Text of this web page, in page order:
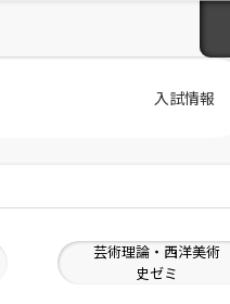
入試情報
芸術理論・西洋美術
史ゼミ